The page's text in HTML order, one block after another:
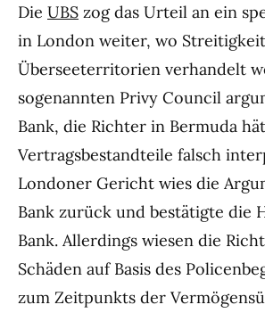
Die UBS zog das Urteil an ein
in London weiter, wo
Überseeterritorien verhandelt
sogenannten Privy Council
Bank, die Richter in Bermuda
Vertragsbestandteile falsch
Londoner Gericht wies die
Bank zurück und bestätigte die
Bank. Allerdings wiesen die
Schäden auf Basis des
zum Zeitpunkts der